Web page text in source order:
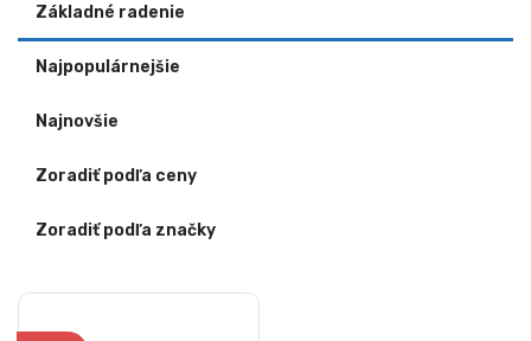
Základné radenie
Najpopulárnejšie
Najnovšie
Zoradiť podľa ceny
Zoradiť podľa značky